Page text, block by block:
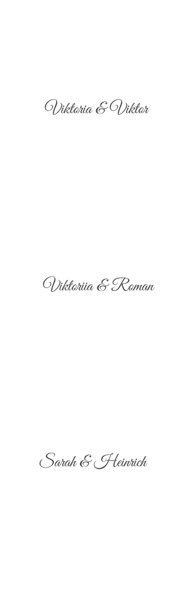
Viktoria & Viktor
Viktoriia & Roman
Sarah & Heinrich